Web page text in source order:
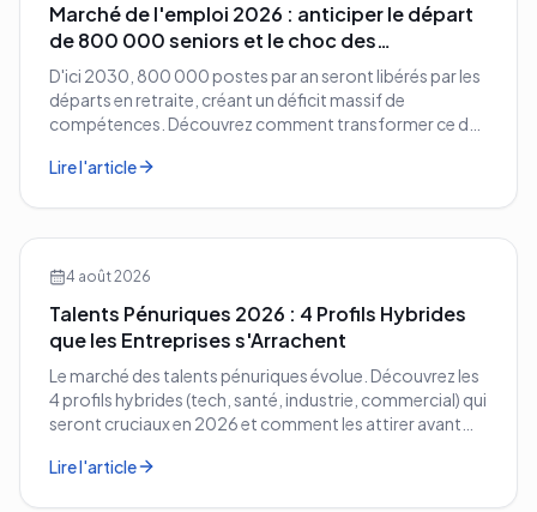
Marché de l'emploi 2026 : anticiper le départ
de 800 000 seniors et le choc des
compétences
D'ici 2030, 800 000 postes par an seront libérés par les
départs en retraite, créant un déficit massif de
compétences. Découvrez comment transformer ce défi
entreprise.
Lire l'article
4 août 2026
Talents Pénuriques 2026 : 4 Profils Hybrides
que les Entreprises s'Arrachent
Le marché des talents pénuriques évolue. Découvrez les
4 profils hybrides (tech, santé, industrie, commercial) qui
seront cruciaux en 2026 et comment les attirer avant
Lire l'article